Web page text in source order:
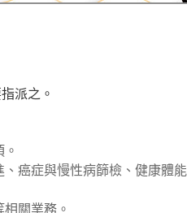
派之。
癌症與慢性病篩檢、健康體
關業務。